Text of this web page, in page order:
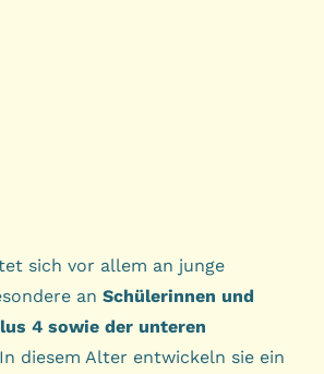
sich vor allem an junge
an Schülerinnen und
4 sowie der unteren
diesem Alter entwickeln sie ein